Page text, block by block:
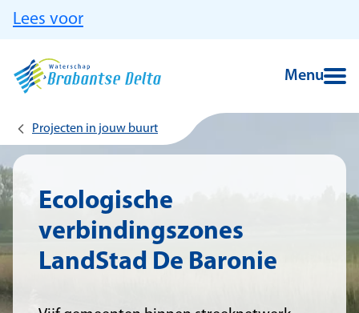
Ga naar hoofdinhoud
Lees voor
Menu
Projecten in jouw buurt
Ecologische
verbindingszones
LandStad De Baronie